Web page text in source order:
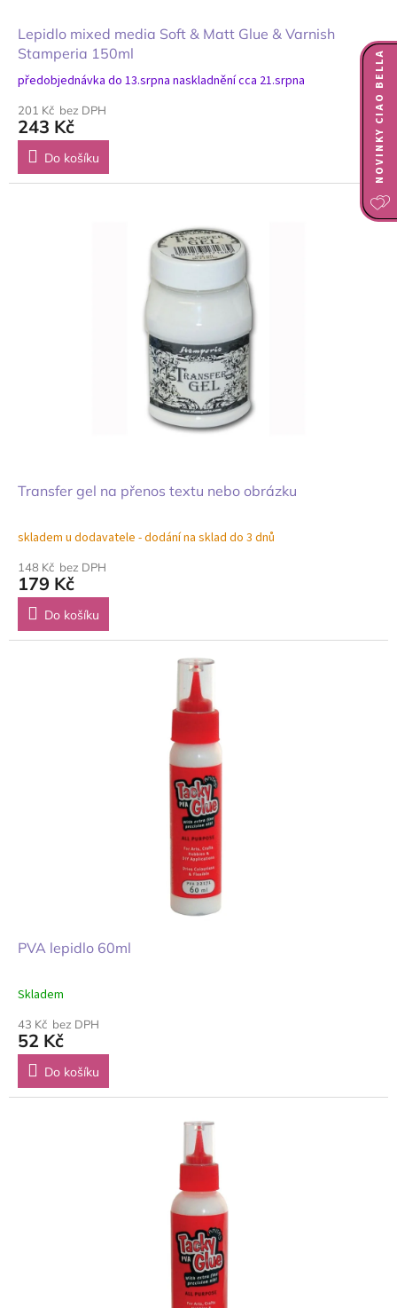
Lepidlo mixed media Soft & Matt Glue & Varnish
Stamperia 150ml
předobjednávka do 13.srpna naskladnění cca 21.srpna
201 Kč bez DPH
243 Kč
Do košíku
Transfer gel na přenos textu nebo obrázku
skladem u dodavatele - dodání na sklad do 3 dnů
148 Kč bez DPH
179 Kč
Do košíku
PVA lepidlo 60ml
Skladem
43 Kč bez DPH
52 Kč
Do košíku
NOVINKY CIAO BELLA